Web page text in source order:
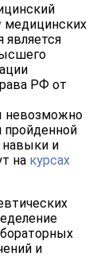
медицинских
является
РФ от
невозможно
пройденной
навыки и
на курсах
и